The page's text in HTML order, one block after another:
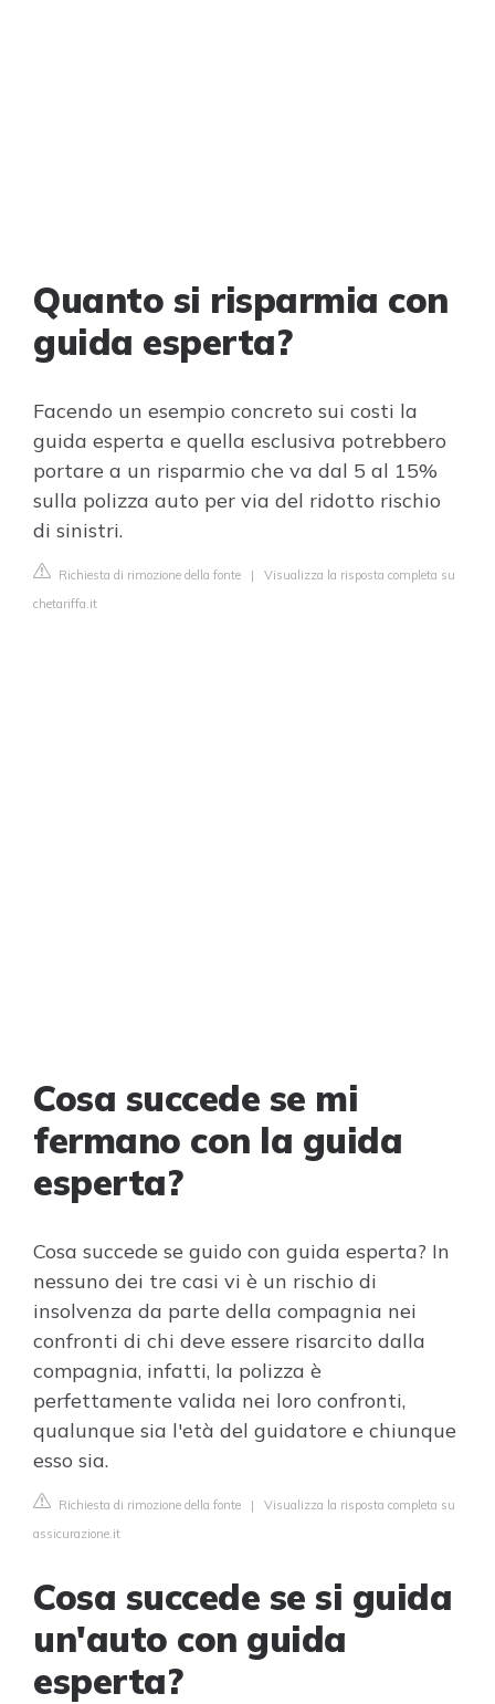
Quanto si risparmia con
guida esperta?
Facendo un esempio concreto sui costi la
guida esperta e quella esclusiva potrebbero
portare a un risparmio che va dal 5 al 15%
sulla polizza auto per via del ridotto rischio
di sinistri.
Richiesta di rimozione della fonte | Visualizza la risposta completa su
chetariffa.it
Cosa succede se mi
fermano con la guida
esperta?
Cosa succede se guido con guida esperta? In
nessuno dei tre casi vi è un rischio di
insolvenza da parte della compagnia nei
confronti di chi deve essere risarcito dalla
compagnia, infatti, la polizza è
perfettamente valida nei loro confronti,
qualunque sia l'età del guidatore e chiunque
esso sia.
Richiesta di rimozione della fonte | Visualizza la risposta completa su
assicurazione.it
Cosa succede se si guida
un'auto con guida
esperta?